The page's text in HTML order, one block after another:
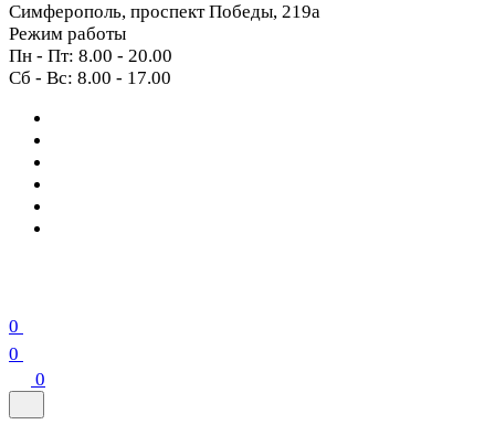
Симферополь, проспект Победы, 219а
Режим работы
Пн - Пт: 8.00 - 20.00
Сб - Вс: 8.00 - 17.00
0
0
0